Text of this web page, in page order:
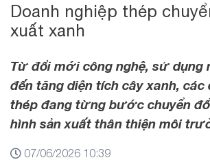
Doanh nghiệp thép
xuất xanh
Từ đổi mới công nghệ, sử dụng
đến tăng diện tích cây xanh, các
thép đang từng bước chuyển
hình sản xuất thân thiện môi
07/06/2026 10:39